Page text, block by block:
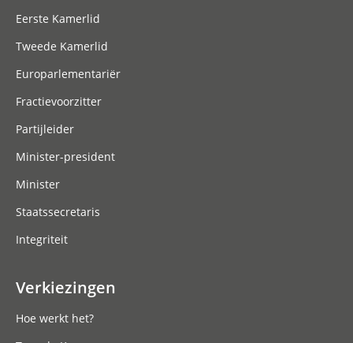
Eerste Kamerlid
Tweede Kamerlid
Europarlementariër
Fractievoorzitter
Partijleider
Minister-president
Minister
Staatssecretaris
Integriteit
Verkiezingen
Hoe werkt het?